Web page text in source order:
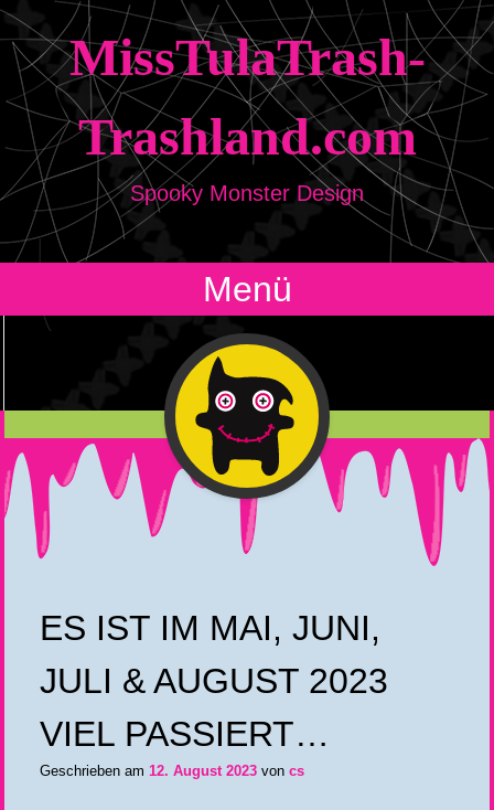
MissTulaTrash-
Trashland.com
Spooky Monster Design
Menü
ES IST IM MAI, JUNI,
JULI & AUGUST 2023
VIEL PASSIERT…
Geschrieben am 12. August 2023 von cs